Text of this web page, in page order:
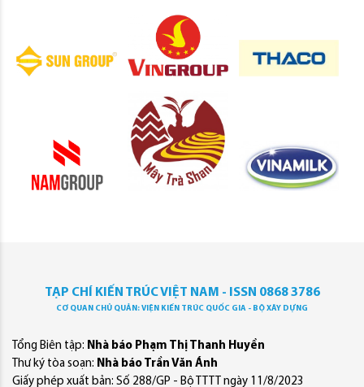
TẠP CHÍ KIẾN TRÚC VIỆT NAM - ISSN 0868 3786
CƠ QUAN CHỦ QUẢN: VIỆN KIẾN TRÚC QUỐC GIA - BỘ XÂY DỰNG
Tổng Biên tập: Nhà báo Phạm Thị Thanh Huyền
Thư ký tòa soạn: Nhà báo Trần Văn Ánh
Giấy phép xuất bản: Số 288/GP - Bộ TTTT ngày 11/8/2023